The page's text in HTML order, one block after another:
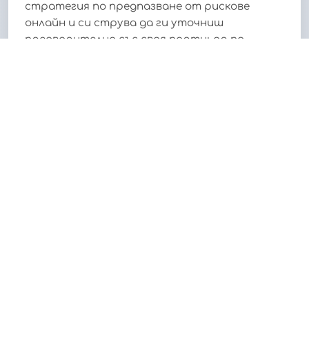
стратегия по предпазване от рискове
онлайн и си струва да ги уточниш
предварително със своя партньор по